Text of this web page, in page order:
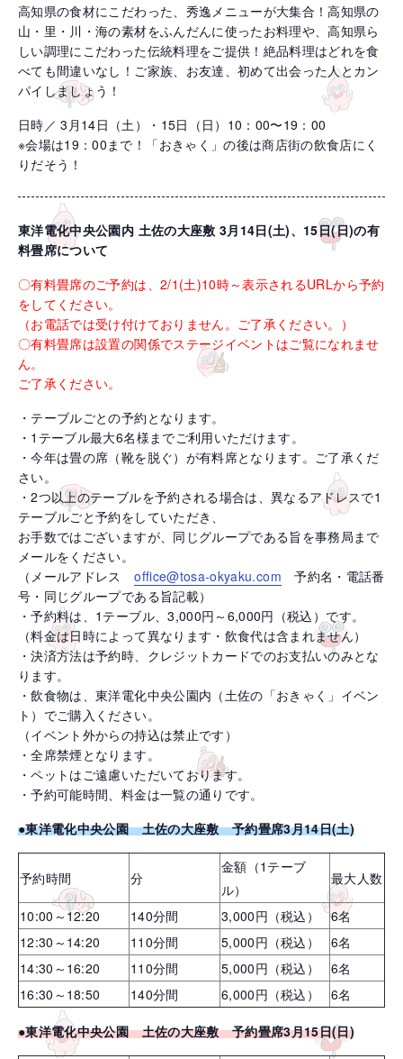
高知県の食材にこだわった、秀逸メニューが大集合！高知県の
山・里・川・海の素材をふんだんに使ったお料理や、高知県ら
しい調理にこだわった伝統料理をご提供！絶品料理はどれを食
べても間違いなし！ご家族、お友達、初めて出会った人とカン
パイしましょう！
日時／ 3月14日（土）・15日（日）10：00〜19：00
※会場は19：00まで！「おきゃく」の後は商店街の飲食店にく
りだそう！
東洋電化中央公園内 土佐の大座敷 3月14日(土)、15日(日)の有
料畳席について
〇有料畳席のご予約は、2/1(土)10時～表示されるURLから予約
をしてください。
（お電話では受け付けておりません。ご了承ください。）
〇有料畳席は設置の関係でステージイベントはご覧になれませ
ん。
ご了承ください。
・テーブルごとの予約となります。
・1テーブル最大6名様までご利用いただけます。
・今年は畳の席（靴を脱ぐ）が有料席となります。ご了承くだ
さい。
・2つ以上のテーブルを予約される場合は、異なるアドレスで1
テーブルごと予約をしていただき、
お手数ではございますが、同じグループである旨を事務局まで
メールをください。
（メールアドレスoffice@tosa-okyaku.com 予約名・電話番
号・同じグループである旨記載）
・予約料は、1テーブル、3,000円～6,000円（税込）です。
（料金は日時によって異なります・飲食代は含まれません）
・決済方法は予約時、クレジットカードでのお支払いのみとな
ります。
・飲食物は、東洋電化中央公園内（土佐の「おきゃく」イベン
ト）でご購入ください。
（イベント外からの持込は禁止です）
・全席禁煙となります。
・ペットはご遠慮いただいております。
・予約可能時間、料金は一覧の通りです。
●東洋電化中央公園 土佐の大座敷 予約畳席3月14日(土)
予約時間 分
金額（1テーブ
ル）
最大人数
10:00～12:20 140分間 3,000円（税込）
6名
12:30～14:20
110分間 5,000円（税込）
6名
14:30～16:20
110分間 5,000円（税込）
6名
16:30～18:50
140分間 6,000円（税込） 6名
●東洋電化中央公園 土佐の大座敷 予約畳席3月15日(日)